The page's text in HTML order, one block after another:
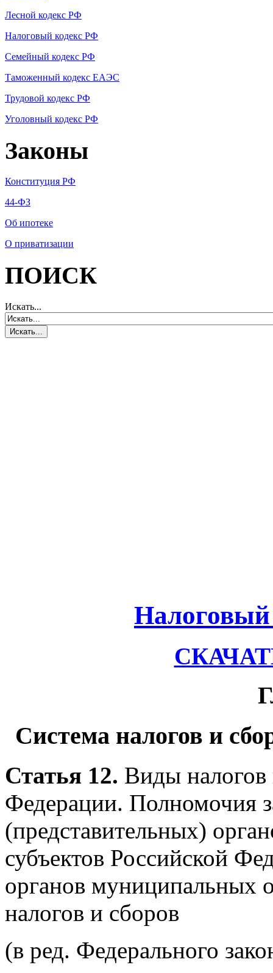
Лесной кодекс РФ
Налоговый кодекс РФ
Семейный кодекс РФ
Таможенный кодекс ЕАЭС
Трудовой кодекс РФ
Уголовный кодекс РФ
Законы
Конституция РФ
44-ФЗ
Об ипотеке
О приватизации
ПОИСК
Искать...
Система налогов и
Статья 12. Виды налогов
Федерации. Полномочия
(представительных)
субъектов Российской
органов муниципальных
налогов и сборов
(в ред. Федерального